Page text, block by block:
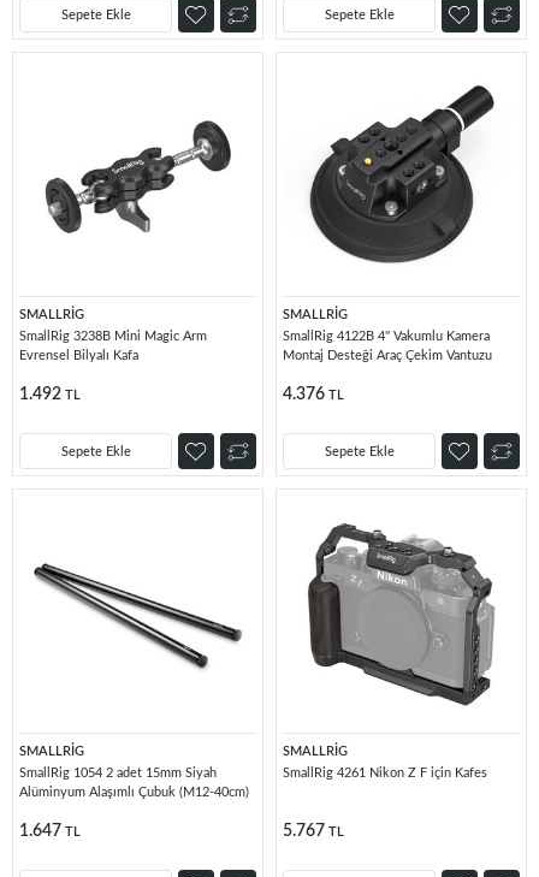
Sepete Ekle Sepete Ekle
SMALLRİG
SmallRig 3238B Mini Magic Arm
Evrensel Bilyalı Kafa
1.492 TL
Sepete Ekle
SMALLRİG
SmallRig 4122B 4'' Vakumlu Kamera
Montaj Desteği Araç Çekim Vantuzu
4.376 TL
Sepete Ekle
SMALLRİG
SmallRig 1054 2 adet 15mm Siyah
Alüminyum Alaşımlı Çubuk (M12-40cm)
1.647 TL
SMALLRİG
SmallRig 4261 Nikon Z F için Kafes
5.767 TL